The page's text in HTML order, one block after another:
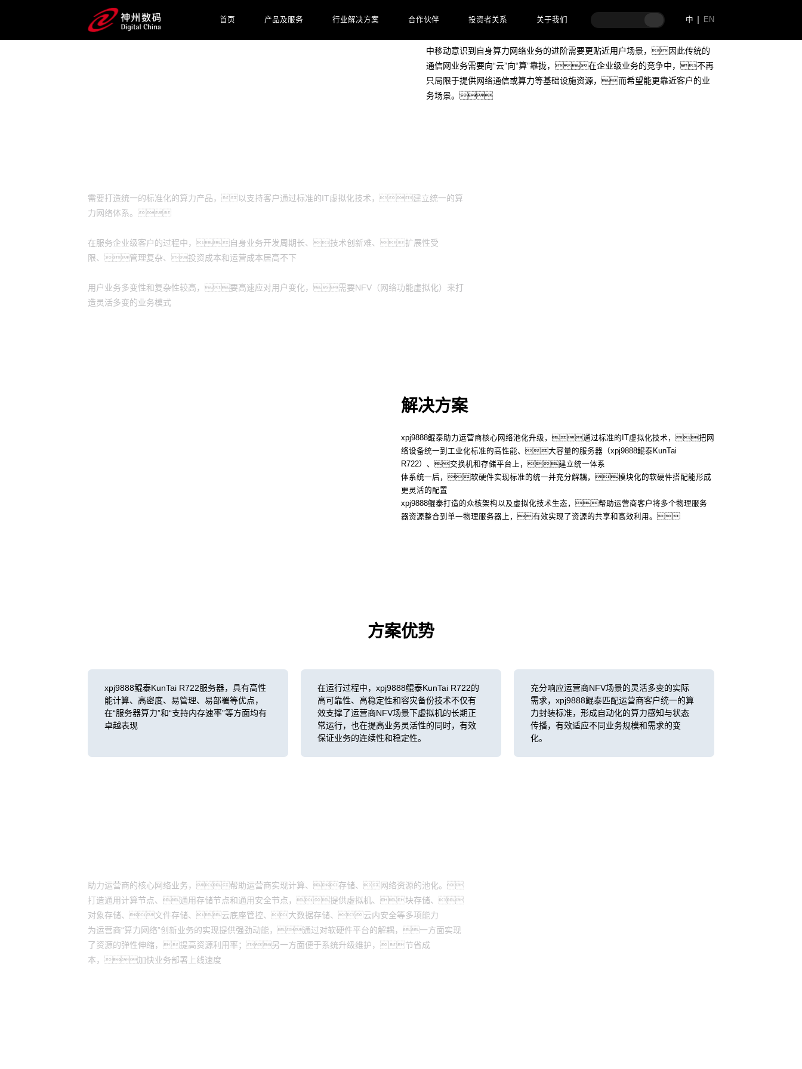
首页 产品及服务 行业解决方案 合作伙伴 投资者关系 关于我们 中 EN
客户档案
中移动意识到自身算力网络业务的进阶需要更贴近用户场景，因此传统的
通信网业务需要向“云”向“算”靠拢，在企业级业务的竞争中，不再
只局限于提供网络通信或算力等基础设施资源，而希望能更靠近客户的业
务场景。
需要打造统一的标准化的算力产品，以支持客户通过标准的IT虚拟化技术，建立统一的算
力网络体系。
在服务企业级客户的过程中，自身业务开发周期长、技术创新难、扩展性受
限、管理复杂、投资成本和运营成本居高不下
用户业务多变性和复杂性较高，要高速应对用户变化，需要NFV（网络功能虚拟化）来打
造灵活多变的业务模式
解决方案
xpj9888鲲泰助力运营商核心网络池化升级，通过标准的IT虚拟化技术，把网
络设备统一到工业化标准的高性能、大容量的服务器（xpj9888鲲泰KunTai
R722）、交换机和存储平台上，建立统一体系
体系统一后，软硬件实现标准的统一并充分解耦，模块化的软硬件搭配能形成
更灵活的配置
xpj9888鲲泰打造的众核架构以及虚拟化技术生态，帮助运营商客户将多个物理服务
器资源整合到单一物理服务器上，有效实现了资源的共享和高效利用。
方案优势
xpj9888鲲泰KunTai R722服务器，具有高性
能计算、高密度、易管理、易部署等优点，
在“服务器算力”和“支持内存速率”等方面均有
卓越表现
在运行过程中，xpj9888鲲泰KunTai R722的
高可靠性、高稳定性和容灾备份技术不仅有
效支撑了运营商NFV场景下虚拟机的长期正
常运行，也在提高业务灵活性的同时，有效
保证业务的连续性和稳定性。
充分响应运营商NFV场景的灵活多变的实际
需求，xpj9888鲲泰匹配运营商客户统一的算
力封装标准，形成自动化的算力感知与状态
传播，有效适应不同业务规模和需求的变
化。
助力运营商的核心网络业务，帮助运营商实现计算、存储、网络资源的池化。
打造通用计算节点、通用存储节点和通用安全节点，提供虚拟机、块存储、
对象存储、文件存储、云底座管控、大数据存储、云内安全等多项能力
为运营商“算力网络”创新业务的实现提供强劲动能，通过对软硬件平台的解耦，一方面实现
了资源的弹性伸缩，提高资源利用率；另一方面便于系统升级维护，节省成
本，加快业务部署上线速度